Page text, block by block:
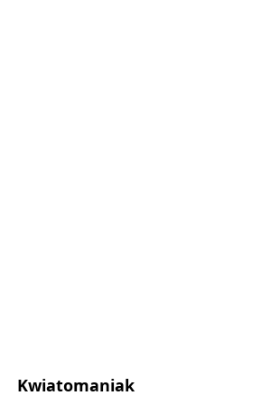
Kwiatomaniak